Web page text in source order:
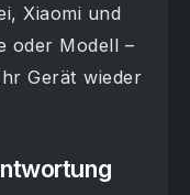
Xiaomi und
oder Modell –
Gerät wieder